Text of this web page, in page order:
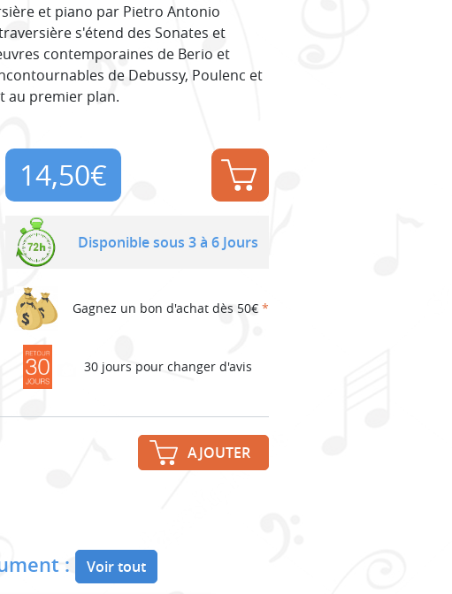
et piano par Pietro Antonio
s'étend des Sonates et
contemporaines de Berio et
de Debussy, Poulenc et
au premier plan.
14,50€
Disponible sous 3 à 6 Jours
Gagnez un bon d'achat dès 50€ *
30 jours pour changer d'avis
AJOUTER
: Voir tout